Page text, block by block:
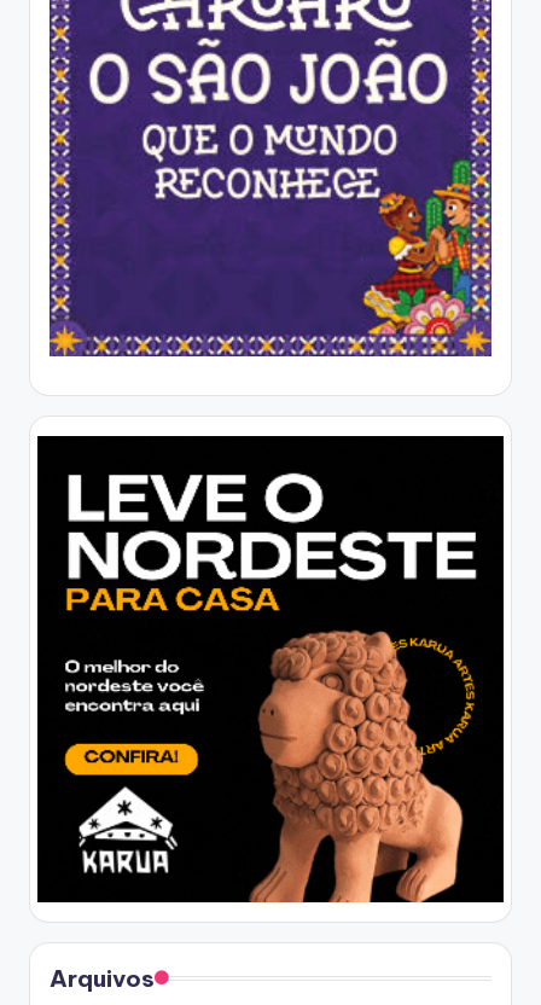
Arquivos